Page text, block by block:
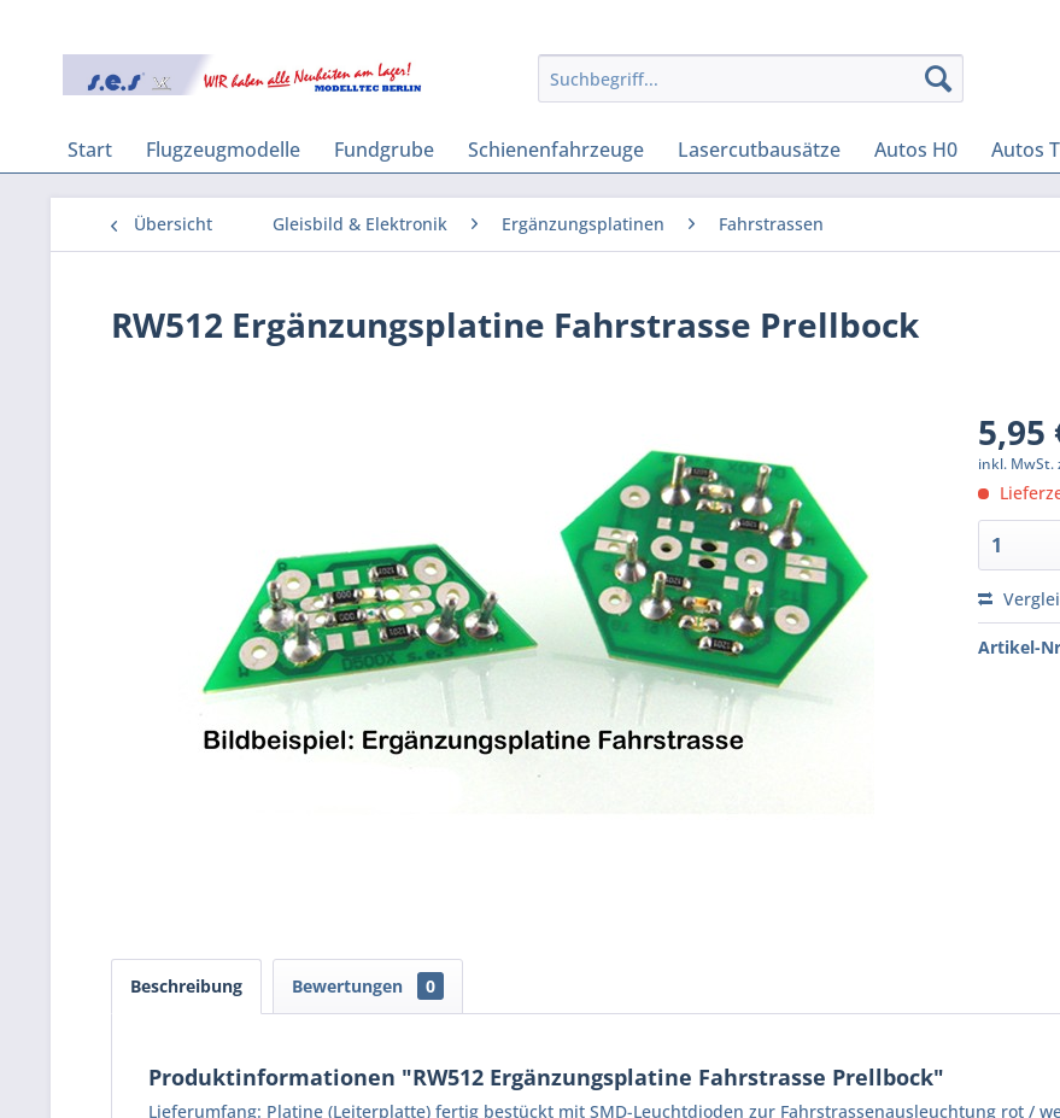
Start Flugzeugmodelle Fundgrube Schienenfahrzeuge Lasercutbausätze Autos H0 Autos
Übersicht Gleisbild & Elektronik Ergänzungsplatinen Fahrstrassen
RW512 Ergänzungsplatine Fahrstrasse Prellbock
5,95
inkl. MwSt.
Artikel-
Beschreibung Bewertungen 0
Produktinformationen "RW512 Ergänzungsplatine Fahrstrasse Prellbock"
Lieferumfang: Platine (Leiterplatte) fertig bestückt mit SMD-Leuchtdioden zur Fahrstrassenausleuchtung rot /